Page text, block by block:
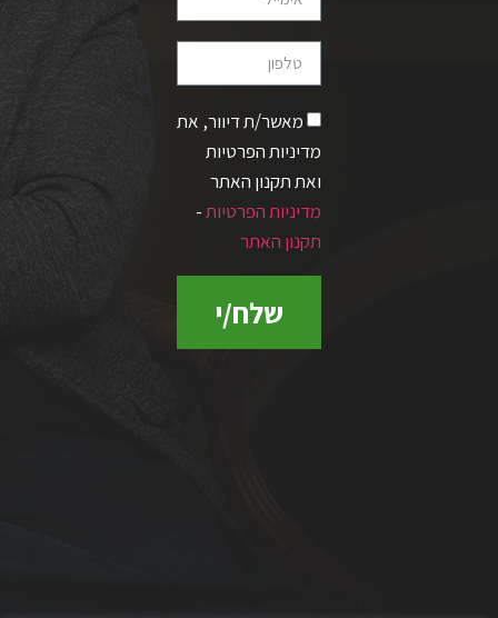
מאשר/ת דיוור, את
מדיניות הפרטיות
ואת תקנון האתר
מדיניות הפרטיות-
תקנון האתר
שלח/י